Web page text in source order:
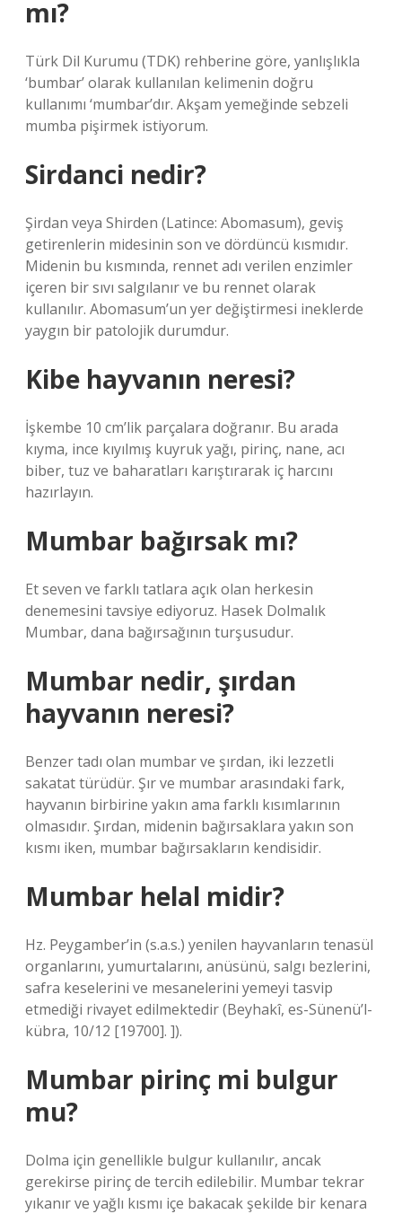
mı?
Türk Dil Kurumu (TDK) rehberine göre, yanlışlıkla
‘bumbar’ olarak kullanılan kelimenin doğru
kullanımı ‘mumbar’dır. Akşam yemeğinde sebzeli
mumba pişirmek istiyorum.
Sirdanci nedir?
Şirdan veya Shirden (Latince: Abomasum), geviş
getirenlerin midesinin son ve dördüncü kısmıdır.
Midenin bu kısmında, rennet adı verilen enzimler
içeren bir sıvı salgılanır ve bu rennet olarak
kullanılır. Abomasum’un yer değiştirmesi ineklerde
yaygın bir patolojik durumdur.
Kibe hayvanın neresi?
İşkembe 10 cm’lik parçalara doğranır. Bu arada
kıyma, ince kıyılmış kuyruk yağı, pirinç, nane, acı
biber, tuz ve baharatları karıştırarak iç harcını
hazırlayın.
Mumbar bağırsak mı?
Et seven ve farklı tatlara açık olan herkesin
denemesini tavsiye ediyoruz. Hasek Dolmalık
Mumbar, dana bağırsağının turşusudur.
Mumbar nedir, şırdan
hayvanın neresi?
Benzer tadı olan mumbar ve şırdan, iki lezzetli
sakatat türüdür. Şır ve mumbar arasındaki fark,
hayvanın birbirine yakın ama farklı kısımlarının
olmasıdır. Şırdan, midenin bağırsaklara yakın son
kısmı iken, mumbar bağırsakların kendisidir.
Mumbar helal midir?
Hz. Peygamber’in (s.a.s.) yenilen hayvanların tenasül
organlarını, yumurtalarını, anüsünü, salgı bezlerini,
safra keselerini ve mesanelerini yemeyi tasvip
etmediği rivayet edilmektedir (Beyhakî, es-Sünenü’l-
kübra, 10/12 [19700]. ]).
Mumbar pirinç mi bulgur
mu?
Dolma için genellikle bulgur kullanılır, ancak
gerekirse pirinç de tercih edilebilir. Mumbar tekrar
yıkanır ve yağlı kısmı içe bakacak şekilde bir kenara